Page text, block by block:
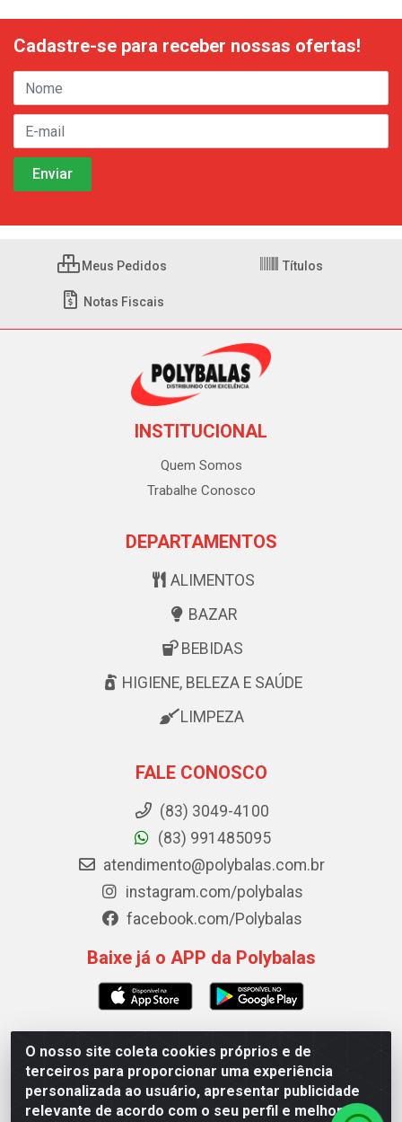
O nosso site coleta cookies próprios e de
terceiros para proporcionar uma experiência
personalizada ao usuário, apresentar publicidade
relevante de acordo com o seu perfil e melhorar a
Cadastre-se para receber nossas ofertas!
Meus Pedidos Títulos
Notas Fiscais
INSTITUCIONAL
Quem Somos
Trabalhe Conosco
DEPARTAMENTOS
ALIMENTOS
BAZAR
BEBIDAS
HIGIENE, BELEZA E SAÚDE
LIMPEZA
FALE CONOSCO
(83) 3049-4100
(83) 991485095
atendimento@polybalas.com.br
instagram.com/polybalas
facebook.com/Polybalas
Baixe já o APP da Polybalas
Polybalas - Rua João Miguel de Souza, 173 Galpão B -
Ernesto Geisel, João Pessoa/PB - CEP 58.075-075 - CNPJ
00.909.327/0002-61